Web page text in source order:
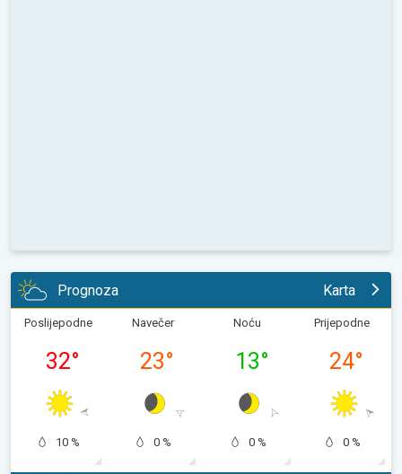
Prognoza Karta
Poslijepodne
32°
10 %
Navečer
23°
0 %
Noću
13°
0 %
Prijepodne
24°
0 %